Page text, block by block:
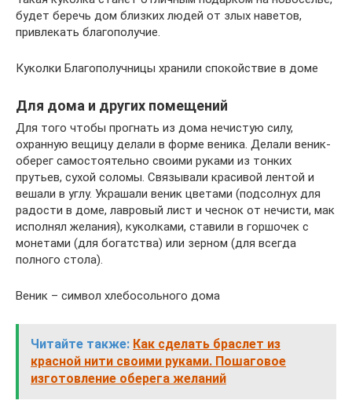
будет беречь дом близких людей от злых наветов,
привлекать благополучие.
Куколки Благополучницы хранили спокойствие в доме
Для дома и других помещений
Для того чтобы прогнать из дома нечистую силу,
охранную вещицу делали в форме веника. Делали веник-
оберег самостоятельно своими руками из тонких
прутьев, сухой соломы. Связывали красивой лентой и
вешали в углу. Украшали веник цветами (подсолнух для
радости в доме, лавровый лист и чеснок от нечисти, мак
исполнял желания), куколками, ставили в горшочек с
монетами (для богатства) или зерном (для всегда
полного стола).
Веник – символ хлебосольного дома
Читайте также: Как сделать браслет из
красной нити своими руками. Пошаговое
изготовление оберега желаний